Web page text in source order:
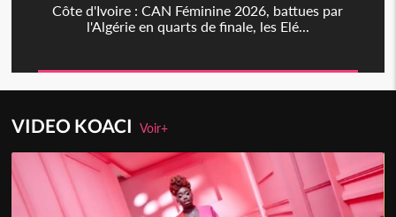
Côte d'Ivoire : CAN Féminine 2026, battues par
l'Algérie en quarts de finale, les Elé...
VIDEO KOACIVoir+